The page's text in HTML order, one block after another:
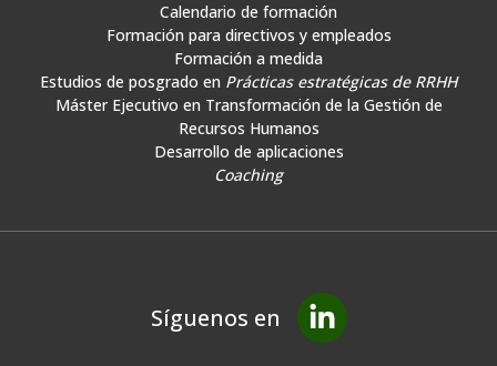
Calendario de formación
Formación para directivos y empleados
Formación a medida
Estudios de posgrado en Prácticas estratégicas de RRHH
Máster Ejecutivo en Transformación de la Gestión de
Recursos Humanos
Desarrollo de aplicaciones
Coaching
Síguenos en